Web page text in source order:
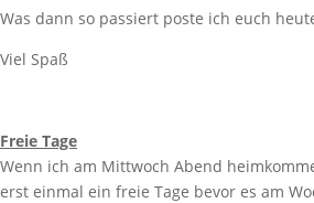
Was dann so passiert poste ich euch
Viel Spaß
Freie Tage
Wenn ich am Mittwoch Abend
erst einmal ein freie Tage bevor es am